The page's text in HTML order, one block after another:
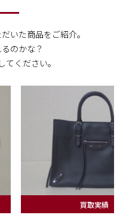
いた商品をご紹介。
のかな？
てください。
買取実績